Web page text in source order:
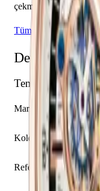
çekmektedir.
Tüm Zenith Modelleri
Detaylı
Temel Bilgiler
Marka
Zenith
Koleksiyon
El Primero
Referans
18.2040.4061/